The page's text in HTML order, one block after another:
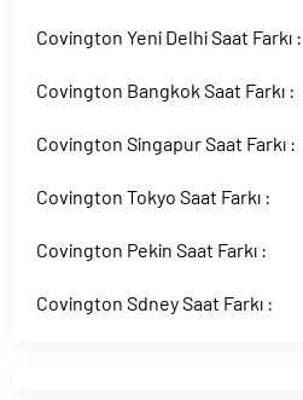
Covington Yeni Delhi Saat Farkı :
Covington Bangkok Saat Farkı :
Covington Singapur Saat Farkı :
Covington Tokyo Saat Farkı :
Covington Pekin Saat Farkı :
Covington Sdney Saat Farkı :